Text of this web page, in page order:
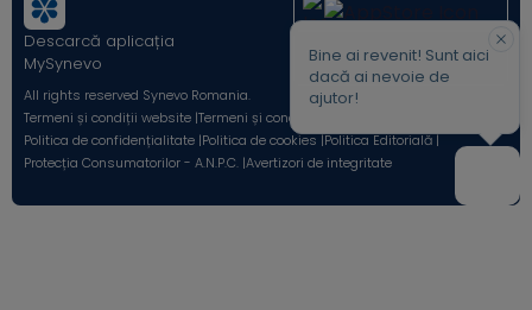
Descarcă aplicația
MySynevo
All rights reserved Synevo Romania.
Termeni și condiții website |Termeni și condiții Shop Online |
Politica de confidențialitate |Politica de cookies |Politica Editorială |
Protecția Consumatorilor - A.N.P.C. |Avertizori de integritate
Bine ai revenit! Sunt aici
dacă ai nevoie de
ajutor!